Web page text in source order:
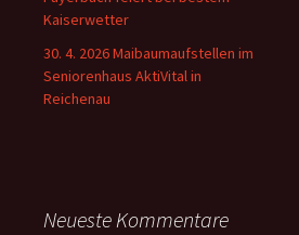
Kaiserwetter
30. 4. 2026 Maibaumaufstellen im
Seniorenhaus AktiVital in
Reichenau
Neueste Kommentare